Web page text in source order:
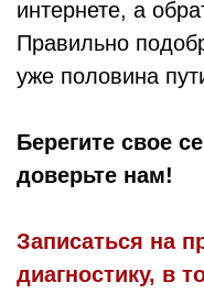
интернете, а
Правильно
уже половина
Берегите свое
доверьте нам!
Записаться на
диагностику, в